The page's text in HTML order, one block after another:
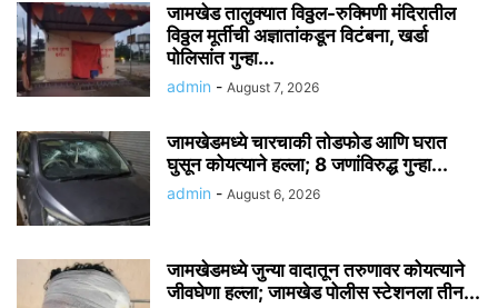
जामखेड तालुक्यात विठ्ठल-रुक्मिणी मंदिरातील
विठ्ठल मूर्तीची अज्ञातांकडून विटंबना, खर्डा
पोलिसांत गुन्हा...
admin - August 7, 2026
जामखेडमध्ये चारचाकी तोडफोड आणि घरात
घुसून कोयत्याने हल्ला; 8 जणांविरुद्ध गुन्हा...
admin - August 6, 2026
जामखेडमध्ये जुन्या वादातून तरुणावर कोयत्याने
जीवघेणा हल्ला; जामखेड पोलीस स्टेशनला तीन...